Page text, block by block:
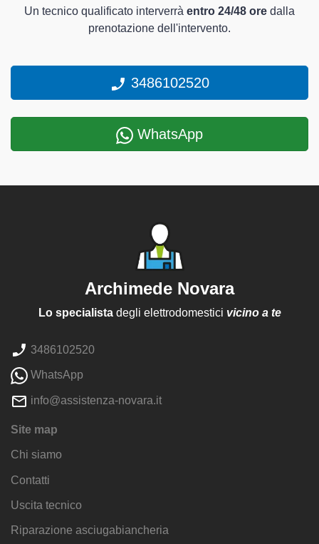
Un tecnico qualificato interverrà entro 24/48 ore dalla
prenotazione dell'intervento.
3486102520
WhatsApp
Archimede Novara
Lo specialistadegli elettrodomestici vicino a te
3486102520
WhatsApp
info@assistenza-novara.it
Site map
Chi siamo
Contatti
Uscita tecnico
Riparazione asciugabiancheria